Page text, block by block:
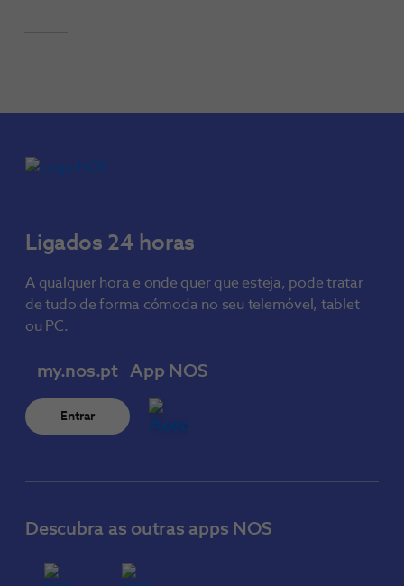
Ligados 24 horas
A qualquer hora e onde quer que esteja, pode tratar
de tudo de forma cómoda no seu telemóvel, tablet
ou PC.
my.nos.pt
Entrar
App NOS
Descubra as outras apps NOS